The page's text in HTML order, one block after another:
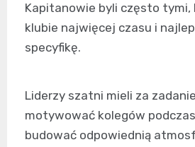
Kapitanowie byli często tymi,
klubie najwięcej czasu i
specyfikę.
Liderzy szatni mieli za
motywować kolegów
budować odpowiednią